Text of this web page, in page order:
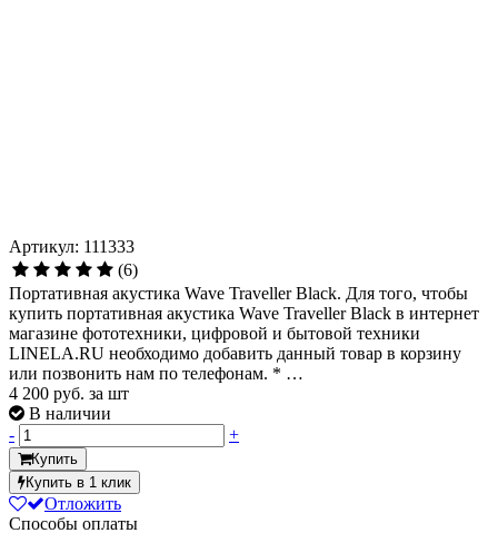
Артикул: 111333
(6)
Портативная акустика Wave Traveller Black. Для того, чтобы
купить портативная акустика Wave Traveller Black в интернет
магазине фототехники, цифровой и бытовой техники
LINELA.RU необходимо добавить данный товар в корзину
или позвонить нам по телефонам. * …
4 200 руб. за шт
В наличии
-
+
Купить
Купить в 1 клик
Отложить
Способы оплаты